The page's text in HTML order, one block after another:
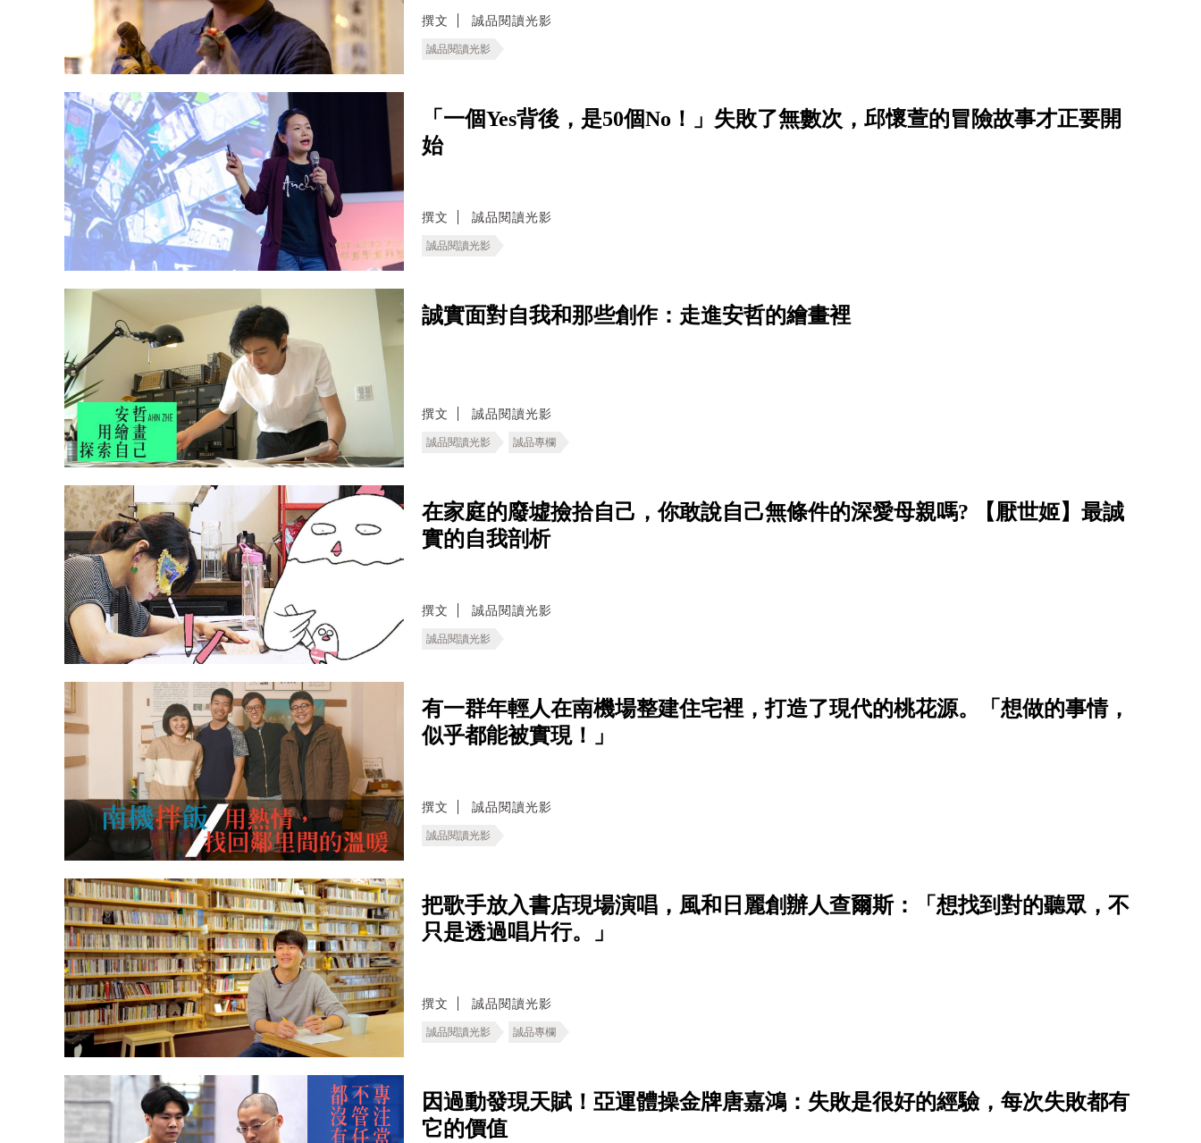
撰文 誠品閱讀光影
誠品閱讀光影
「一個Yes背後，是50個No！」失敗了無數次，邱懷萱的冒險故事才正要開
始
撰文 誠品閱讀光影
誠品閱讀光影
誠實面對自我和那些創作：走進安哲的繪畫裡
撰文 誠品閱讀光影
誠品閱讀光影 誠品專欄
在家庭的廢墟撿拾自己，你敢說自己無條件的深愛母親嗎? 【厭世姬】最誠
實的自我剖析
撰文 誠品閱讀光影
誠品閱讀光影
有一群年輕人在南機場整建住宅裡，打造了現代的桃花源。「想做的事情，
似乎都能被實現！」
撰文 誠品閱讀光影
誠品閱讀光影
把歌手放入書店現場演唱，風和日麗創辦人查爾斯：「想找到對的聽眾，不
只是透過唱片行。」
撰文 誠品閱讀光影
誠品閱讀光影 誠品專欄
因過動發現天賦！亞運體操金牌唐嘉鴻：失敗是很好的經驗，每次失敗都有
它的價值